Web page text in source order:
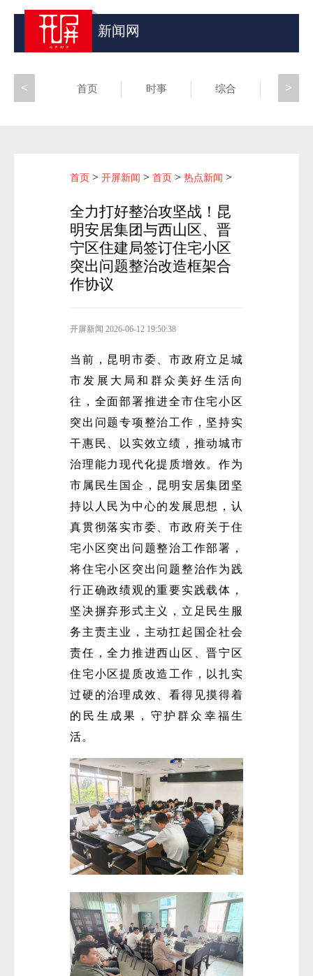
新闻网
首页 时事 综合 昆滇
>
<
首页 > 开屏新闻 > 首页 > 热点新闻 >
全力打好整治攻坚战！昆
明安居集团与西山区、晋
宁区住建局签订住宅小区
突出问题整治改造框架合
作协议
开屏新闻 2026-06-12 19:50:38
当前，昆明市委、市政府立足城
市发展大局和群众美好生活向
往，全面部署推进全市住宅小区
突出问题专项整治工作，坚持实
干惠民、以实效立绩，推动城市
治理能力现代化提质增效。作为
市属民生国企，昆明安居集团坚
持以人民为中心的发展思想，认
真贯彻落实市委、市政府关于住
宅小区突出问题整治工作部署，
将住宅小区突出问题整治作为践
行正确政绩观的重要实践载体，
坚决摒弃形式主义，立足民生服
务主责主业，主动扛起国企社会
责任，全力推进西山区、晋宁区
住宅小区提质改造工作，以扎实
过硬的治理成效、看得见摸得着
的民生成果，守护群众幸福生
活。